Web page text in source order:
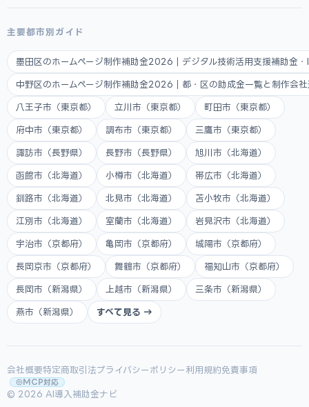
主要都市別ガイド
墨田区のホームページ制作補助金2026｜デジタル技術活用支援補助金
中野区のホームページ制作補助金2026｜都・区の助成金一覧と制作会
八王子市（東京都） 立川市（東京都） 町田市（東京都）
府中市（東京都） 調布市（東京都） 三鷹市（東京都）
諏訪市（長野県） 長野市（長野県） 旭川市（北海道）
函館市（北海道） 小樽市（北海道） 帯広市（北海道）
釧路市（北海道） 北見市（北海道） 苫小牧市（北海道）
江別市（北海道） 室蘭市（北海道） 岩見沢市（北海道）
宇治市（京都府） 亀岡市（京都府） 城陽市（京都府）
長岡京市（京都府） 舞鶴市（京都府） 福知山市（京都府）
長岡市（新潟県） 上越市（新潟県） 三条市（新潟県）
燕市（新潟県） すべて見る →
会社概要特定商取引法プライバシーポリシー 利用規約免責事項
MCP対応
© 2026 AI導入補助金ナビ